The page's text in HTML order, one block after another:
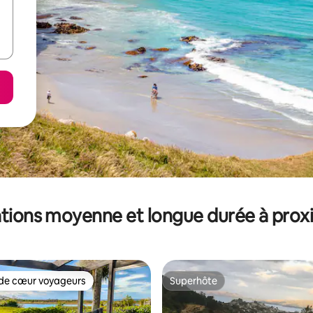
moyenne et longue durée à
cœur voyageurs les plus appréciés
cœur voyageurs Superhôte
Superhôte